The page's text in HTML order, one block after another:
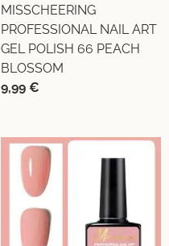
MISSCHEERING
PROFESSIONAL NAIL ART
GEL POLISH 66 PEACH
BLOSSOM
9,99 €